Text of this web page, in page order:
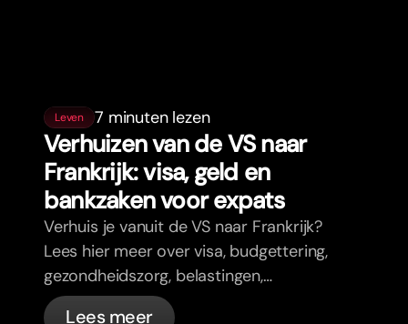
Leven 7 minuten lezen
Verhuizen van de VS naar
Frankrijk: visa, geld en
bankzaken voor expats
Verhuis je vanuit de VS naar Frankrijk?
Lees hier meer over visa, budgettering,
gezondheidszorg, belastingen,
verkeersregels en bankzaken voor
Lees meer